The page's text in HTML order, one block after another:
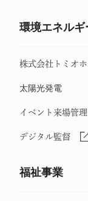
環境エネル
株式会社トミオ
太陽光発電
イベント来場管
デジタル監督
福祉事業